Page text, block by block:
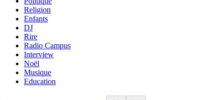
Religion
Enfants
DJ
Rire
Radio Campus
Interview
Noël
Musique
Education